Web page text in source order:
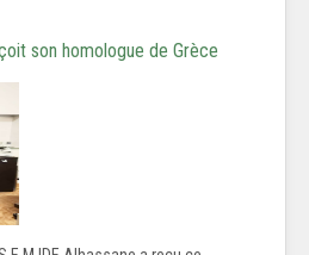
son homologue de Grèce